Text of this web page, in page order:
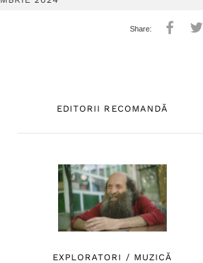
EDITORII RECOMANDĂ
EXPLORATORI / MUZICĂ